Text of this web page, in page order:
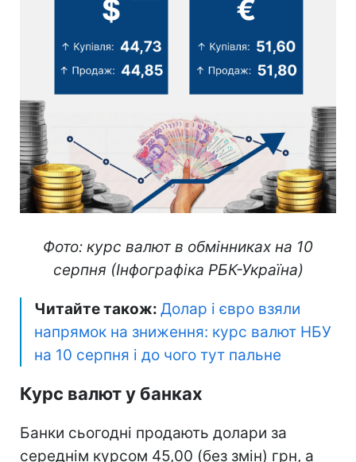
Фото: курс валют в обмінниках на 10
серпня (Інфографіка РБК-Україна)
Читайте також: Долар і євро взяли
напрямок на зниження: курс валют НБУ
на 10 серпня і до чого тут пальне
Курс валют у банках
Банки сьогодні продають долари за
середнім курсом 45,00 (без змін) грн, а